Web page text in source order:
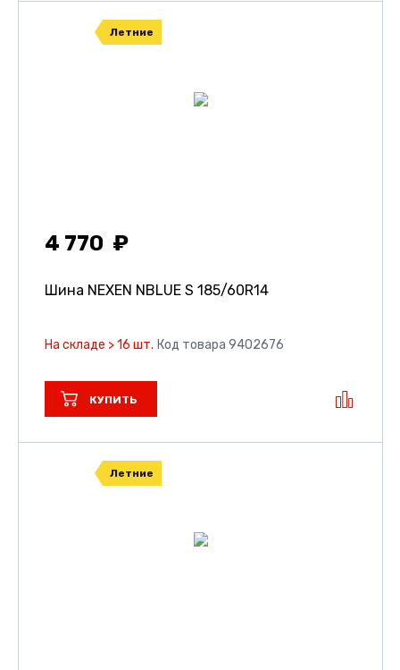
Летние
4 770
Шина NEXEN NBLUE S 185/60R14
На складе > 16 шт. Код товара 9402676
КУПИТЬ
Летние